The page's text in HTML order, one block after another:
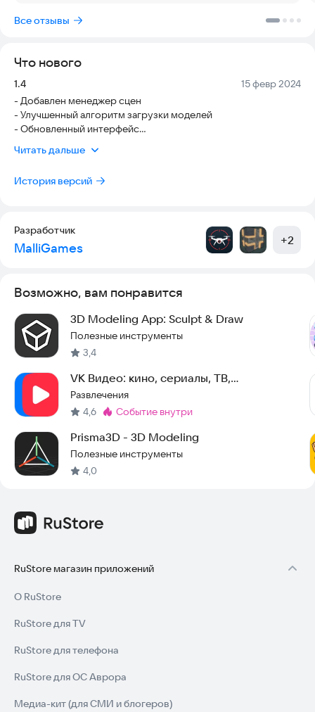
Все отзывы
Что нового
Версия:
1.4 Дата:
15 февр 2024
- Добавлен менеджер сцен
- Улучшенный алгоритм загрузки моделей
- Обновленный интерфейс
Читать дальше
История версий
Разработчик
MalliGames +2
Возможно, вам понравится
3D Modeling App: Sculpt & Draw
Полезные инструменты
3,4
VK Видео: кино, сериалы, ТВ,
мультфильмы и клипы
Развлечения
4,6 Метка:
событие внутри
Prisma3D - 3D Modeling
Полезные инструменты
4,0
RuStore магазин приложений
О RuStore
RuStore для TV
RuStore для телефона
RuStore для ОС Аврора
Медиа-кит (для СМИ и блогеров)